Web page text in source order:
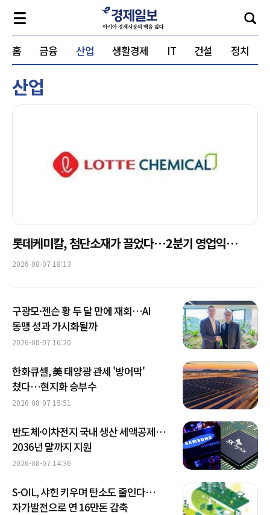
홈 금융 산업 생활경제 IT 건설 정치
산업
롯데케미칼, 첨단소재가 끌었다…2분기 영업익
1101억원
2026-08-07 18:13
구광모·젠슨 황 두 달 만에 재회…AI
동맹 성과 가시화될까
2026-08-07 16:20
한화큐셀, 美 태양광 관세 '방어막'
쳤다…현지화 승부수
2026-08-07 15:51
반도체·이차전지 국내 생산 세액공제…
2036년 말까지 지원
2026-08-07 14:36
S-OIL, 샤힌 키우며 탄소도 줄인다…
자가발전으로 연 16만톤 감축